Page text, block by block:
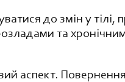
до змін у
та
аспект.